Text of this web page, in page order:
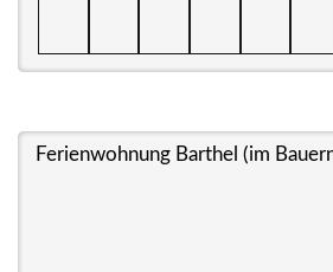
Ferienwohnung Barthel (im